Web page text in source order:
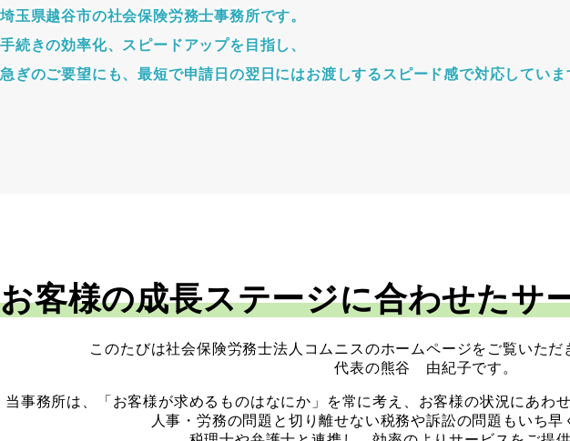
埼玉県越谷市の社会保険労務士事務所です。
手続きの効率化、スピードアップを目指し、
急ぎのご要望にも、最短で申請日の翌日にはお渡しするスピード感で対応していま
お客様の成長ステージに合わせたサ
このたびは社会保険労務士法人コムニスのホームページをご覧いただ
代表の熊谷 由紀子です。
当事務所は、「お客様が求めるものはなにか」を常に考え、お客様の状況にあわ
人事・労務の問題と切り離せない税務や訴訟の問題もいち早